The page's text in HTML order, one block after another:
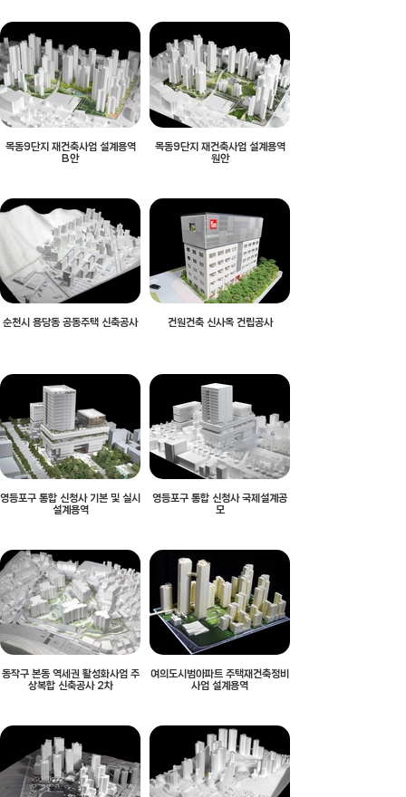
목동9단지 재건축사업 설계용역
B안
목동9단지 재건축사업 설계용역
원안
순천시 용당동 공동주택 신축공사 건원건축 신사옥 건립공사
영등포구 통합 신청사 기본 및 실시
설계용역
영등포구 통합 신청사 국제설계공
모
동작구 본동 역세권 활성화사업 주
상복합 신축공사 2차
여의도시범아파트 주택재건축정비
사업 설계용역